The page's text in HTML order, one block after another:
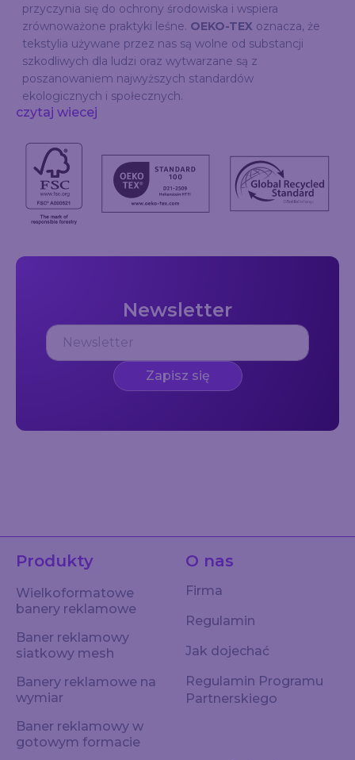
przyczynia się do ochrony środowiska i wspiera
zrównoważone praktyki leśne. OEKO-TEX oznacza, że
tekstylia używane przez nas są wolne od substancji
szkodliwych dla ludzi oraz wytwarzane są z
poszanowaniem najwyższych standardów
ekologicznych i społecznych.
czytaj wiecej
Newsletter
Zapisz się
Produkty
Wielkoformatowe
banery reklamowe
Baner reklamowy
siatkowy mesh
Banery reklamowe na
wymiar
Baner reklamowy w
gotowym formacie
O nas
Firma
Regulamin
Jak dojechać
Regulamin Programu
Partnerskiego